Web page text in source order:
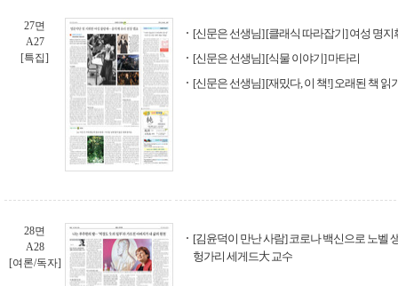
27면
A27
[특집]
[신문은 선생님] [클래식 따라잡기] 여성 명지
[신문은 선생님] [식물 이야기] 마타리
[신문은 선생님] [재밌다, 이 책!] 오래된 책 읽
28면
A28
[여론/독자]
[김윤덕이 만난 사람] 코로나 백신으로 노벨
헝가리 세게드大 교수